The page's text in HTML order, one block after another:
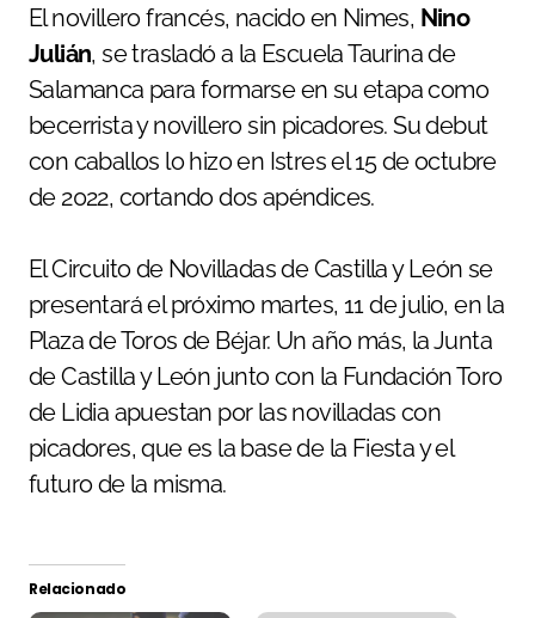
El novillero francés, nacido en Nimes, Nino
Julián, se trasladó a la Escuela Taurina de
Salamanca para formarse en su etapa como
becerrista y novillero sin picadores. Su debut
con caballos lo hizo en Istres el 15 de octubre
de 2022, cortando dos apéndices.
El Circuito de Novilladas de Castilla y León se
presentará el próximo martes, 11 de julio, en la
Plaza de Toros de Béjar. Un año más, la Junta
de Castilla y León junto con la Fundación Toro
de Lidia apuestan por las novilladas con
picadores, que es la base de la Fiesta y el
futuro de la misma.
Relacionado